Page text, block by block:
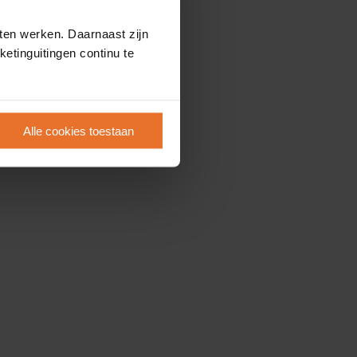
werken. Daarnaast zijn
continu te
Alle cookies toestaan